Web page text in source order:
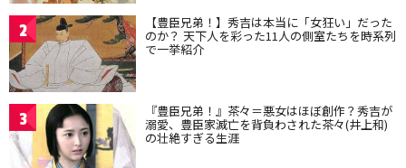
2 【豊臣兄弟！】秀吉は本当に「女狂い」だった
のか？ 天下人を彩った11人の側室たちを時系列
で一挙紹介
3 『豊臣兄弟！』茶々＝悪女はほぼ創作？秀吉が
溺愛、豊臣家滅亡を背負わされた茶々(井上和)
の壮絶すぎる生涯